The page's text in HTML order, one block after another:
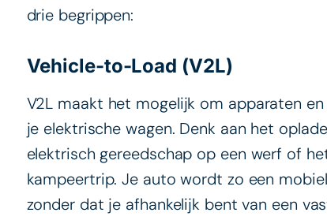
drie begrippen:
Vehicle-to-Load (V2L)
V2L maakt het mogelijk om apparaten
je elektrische wagen. Denk aan het
elektrisch gereedschap op een werf of
kampeertrip. Je auto wordt zo een
zonder dat je afhankelijk bent van een